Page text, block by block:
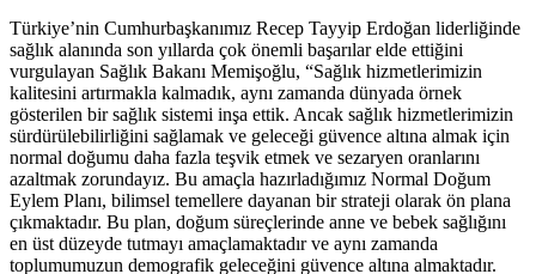
Türkiye’nin Cumhurbaşkanımız Recep Tayyip Erdoğan liderliğinde
sağlık alanında son yıllarda çok önemli başarılar elde ettiğini
vurgulayan Sağlık Bakanı Memişoğlu, “Sağlık hizmetlerimizin
kalitesini artırmakla kalmadık, aynı zamanda dünyada örnek
gösterilen bir sağlık sistemi inşa ettik. Ancak sağlık hizmetlerimizin
sürdürülebilirliğini sağlamak ve geleceği güvence altına almak için
normal doğumu daha fazla teşvik etmek ve sezaryen oranlarını
azaltmak zorundayız. Bu amaçla hazırladığımız Normal Doğum
Eylem Planı, bilimsel temellere dayanan bir strateji olarak ön plana
çıkmaktadır. Bu plan, doğum süreçlerinde anne ve bebek sağlığını
en üst düzeyde tutmayı amaçlamaktadır ve aynı zamanda
toplumumuzun demografik geleceğini güvence altına almaktadır.